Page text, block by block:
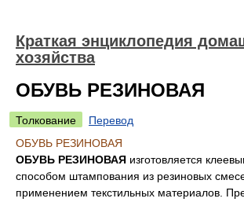
Краткая энциклопедия
хозяйства
ОБУВЬ РЕЗИНОВАЯ
Толкование
Перевод
ОБУВЬ РЕЗИНОВАЯ
ОБУВЬ РЕЗИНОВАЯ изготовляется
способом штампования из резиновых
применением текстильных материалов.